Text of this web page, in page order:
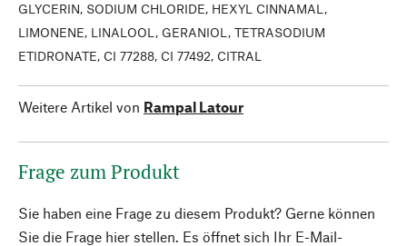
GLYCERIN, SODIUM CHLORIDE, HEXYL CINNAMAL,
LIMONENE, LINALOOL, GERANIOL, TETRASODIUM
ETIDRONATE, CI 77288, CI 77492, CITRAL
Weitere Artikel von Rampal Latour
Frage zum Produkt
Sie haben eine Frage zu diesem Produkt? Gerne können
Sie die Frage hier stellen. Es öffnet sich Ihr E-Mail-